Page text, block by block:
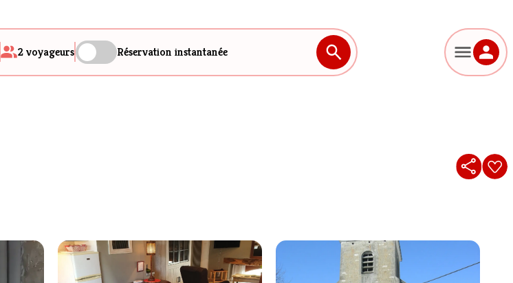
2 voyageurs Réservation instantanée